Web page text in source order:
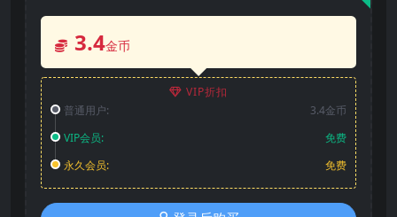
3.4金币
VIP折扣
普通用户:
3.4金币
VIP会员:
免费
永久会员:
免费